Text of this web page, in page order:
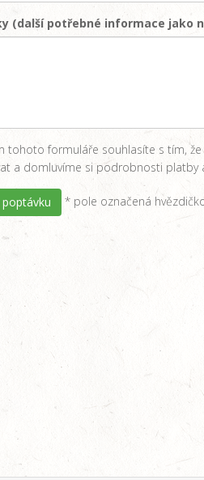
(další potřebné informace jako
tohoto formuláře souhlasíte s tím,
a domluvíme si podrobnosti platby
* pole označená